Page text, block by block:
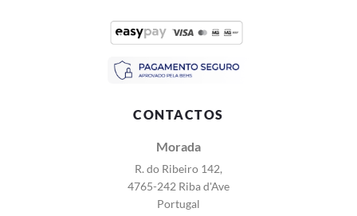
CONTACTOS
Morada
R. do Ribeiro 142,
4765-242 Riba d'Ave
Portugal